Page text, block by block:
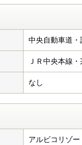
中央自動車道
ＪＲ中央本線
なし
アルビコリゾ